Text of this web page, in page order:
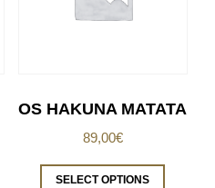
OS HAKUNA MATATA
89,00€
SELECT OPTIONS